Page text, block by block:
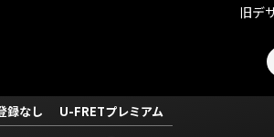
旧デ
録なし U-FRETプレミアム